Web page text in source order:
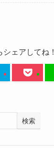
シェアしてね！
検索